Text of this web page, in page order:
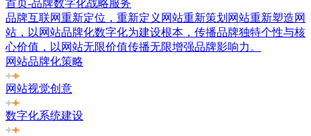
首页-品牌数字化战略服务
品牌互联网重新定位，重新定义网站重新策划网站重新塑造网
站，以网站品牌化数字化为建设根本，传播品牌独特个性与核
心价值，以网站无限价值传播无限增强品牌影响力。
网站品牌化策略
网站视觉创意
数字化系统建设